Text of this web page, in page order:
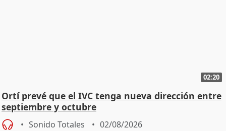
02:20
Ortí prevé que el IVC tenga nueva dirección entre
septiembre y octubre
Sonido Totales 02/08/2026